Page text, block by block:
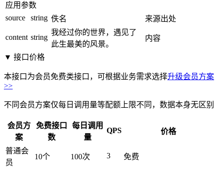
应用参数
source
string 佚名 来源出处
content string
我经过你的世界，遇见了
此生最美的风景。
内容
▼ 接口价格
本接口为会员免费类接口，可根据业务需求选择升级会员方案
>>
不同会员方案仅每日调用量等配额上限不同，数据本身无区别
会员方
案
免费接口
数
每日调用
量
QPS 价格
普通会
员
10个 100次 3 免费